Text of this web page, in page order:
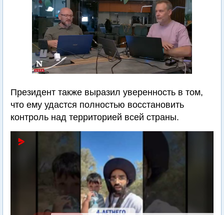
Президент также выразил уверенность в том,
что ему удастся полностью восстановить
контроль над территорией всей страны.